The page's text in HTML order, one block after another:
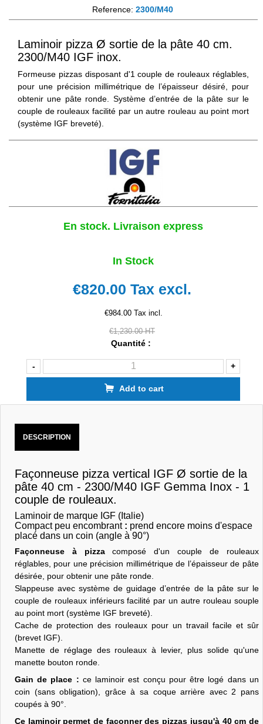
Reference: 2300/M40
Laminoir pizza Ø sortie de la pâte 40 cm.
2300/M40 IGF inox.
Formeuse pizzas disposant d'1 couple de rouleaux réglables,
pour une précision millimétrique de l’épaisseur désiré, pour
obtenir une pâte ronde. Système d’entrée de la pâte sur le
couple de rouleaux facilité par un autre rouleau au point mort
(système IGF breveté).
En stock. Livraison express
In Stock
€820.00Tax excl.
€984.00 Tax incl.
€1,230.00 HT
Quantité :
- +
Add to cart
DESCRIPTION
Façonneuse pizza vertical IGF Ø sortie de la
pâte 40 cm - 2300/M40 IGF Gemma Inox - 1
couple de rouleaux.
Laminoir de marque IGF (Italie)
Compact peu encombrant: prend encore moins d'espace
placé dans un coin (angle à 90°)
Façonneuse à pizzacomposé d'un couple de rouleaux
réglables, pour une précision millimétrique de l’épaisseur de pâte
désirée, pour obtenir une pâte ronde.
Slappeuse avec système de guidage d’entrée de la pâte sur le
couple de rouleaux inférieurs facilité par un autre rouleau souple
au point mort (système IGF breveté).
Cache de protection des rouleaux pour un travail facile et sûr
(brevet IGF).
Manette de réglage des rouleaux à levier, plus solide qu'une
manette bouton ronde.
Gain de place : ce laminoir est conçu pour être logé dans un
coin (sans obligation), grâce à sa coque arrière avec 2 pans
coupés à 90°.
Ce laminoir permet de façonner des pizzas jusqu'à 40 cm de